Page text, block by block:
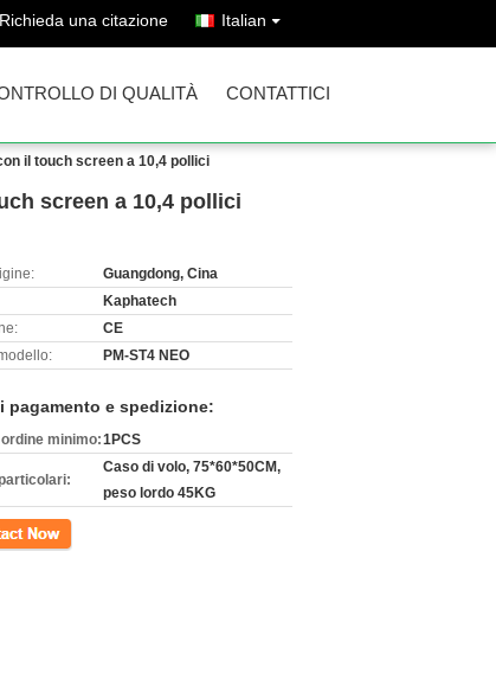
Richieda una citazione Italian
DI QUALITÀ CONTATTICI
il touch screen a 10,4 pollici
screen a 10,4 pollici
Guangdong, Cina
Kaphatech
CE
PM-ST4 NEO
pagamento e spedizione:
minimo:1PCS
Caso di volo, 75*60*50CM,
peso lordo 45KG